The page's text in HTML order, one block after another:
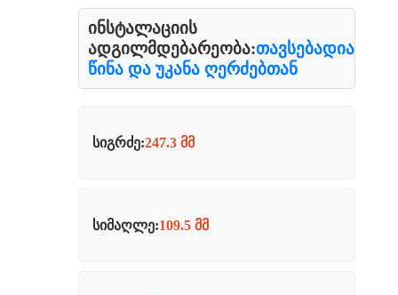
ინსტალაციის
ადგილმდებარეობა:თავსებადია
წინა და უკანა ღერძებთან
სიგრძე:247.3 მმ
სიმაღლე:109.5 მმ